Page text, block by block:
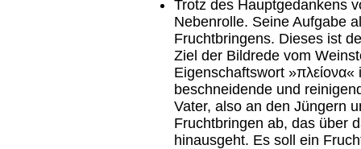
Trotz des Hauptgedankens
Nebenrolle. Seine Aufgabe
Fruchtbringens. Dieses ist
Ziel der Bildrede vom
Eigenschaftswort
beschneidende und
Vater, also an den Jüngern
Fruchtbringen ab, das über
hinausgeht. Es soll ein